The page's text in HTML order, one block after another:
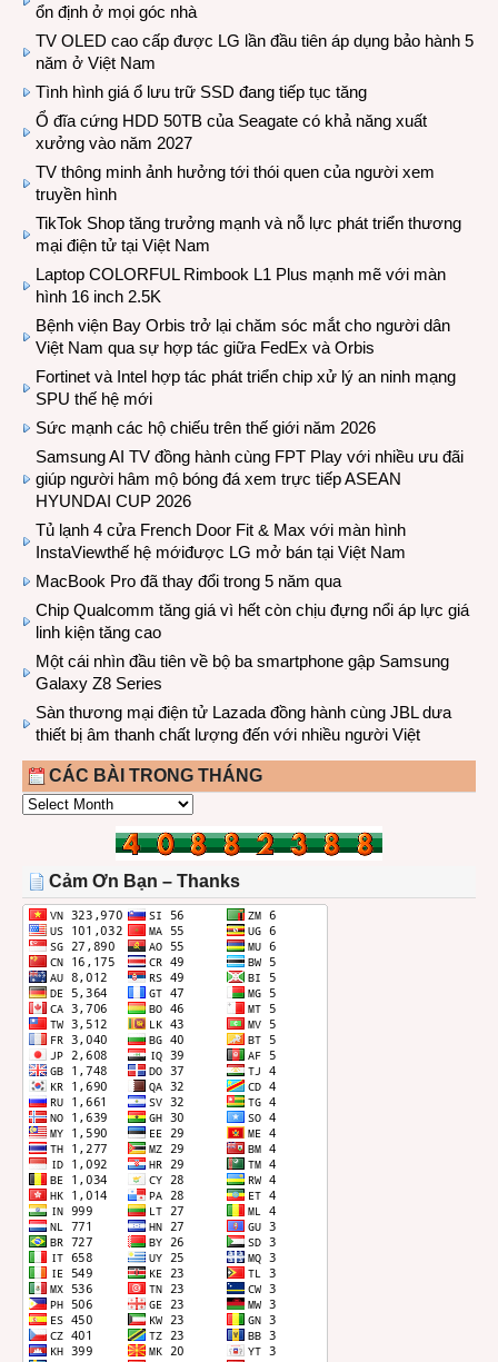
ổn định ở mọi góc nhà
TV OLED cao cấp được LG lần đầu tiên áp dụng bảo hành 5
năm ở Việt Nam
Tình hình giá ổ lưu trữ SSD đang tiếp tục tăng
Ổ đĩa cứng HDD 50TB của Seagate có khả năng xuất
xưởng vào năm 2027
TV thông minh ảnh hưởng tới thói quen của người xem
truyền hình
TikTok Shop tăng trưởng mạnh và nỗ lực phát triển thương
mại điện tử tại Việt Nam
Laptop COLORFUL Rimbook L1 Plus mạnh mẽ với màn
hình 16 inch 2.5K
Bệnh viện Bay Orbis trở lại chăm sóc mắt cho người dân
Việt Nam qua sự hợp tác giữa FedEx và Orbis
Fortinet và Intel hợp tác phát triển chip xử lý an ninh mạng
SPU thế hệ mới
Sức mạnh các hộ chiếu trên thế giới năm 2026
Samsung AI TV đồng hành cùng FPT Play với nhiều ưu đãi
giúp người hâm mộ bóng đá xem trực tiếp ASEAN
HYUNDAI CUP 2026
Tủ lạnh 4 cửa French Door Fit & Max với màn hình
InstaViewthế hệ mớiđược LG mở bán tại Việt Nam
MacBook Pro đã thay đổi trong 5 năm qua
Chip Qualcomm tăng giá vì hết còn chịu đựng nổi áp lực giá
linh kiện tăng cao
Một cái nhìn đầu tiên về bộ ba smartphone gập Samsung
Galaxy Z8 Series
Sàn thương mại điện tử Lazada đồng hành cùng JBL dưa
thiết bị âm thanh chất lượng đến với nhiều người Việt
CÁC BÀI TRONG THÁNG
CÁC
THÁNG
Cảm Ơn Bạn – Thanks